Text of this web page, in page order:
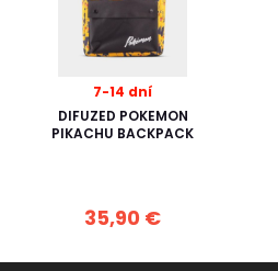
7-14 dní
DIFUZED POKEMON
PIKACHU BACKPACK
35,90 €